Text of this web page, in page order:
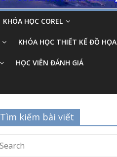
KHÓA HỌC COREL
KHÓA HỌC THIẾT KẾ ĐỒ HỌA
HỌC VIÊN ĐÁNH GIÁ
Tìm kiếm bài viết